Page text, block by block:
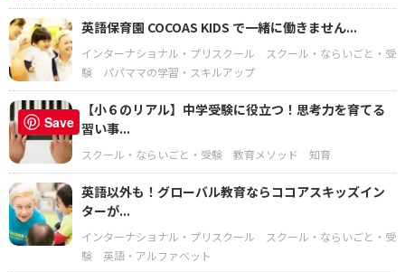
英語保育園 COCOAS KIDS で一緒に働きません...
インターナショナル・プリスクール
スクール・ならいごと・受
験
パパママの学習・スキルアップ
【小６のリアル】中学受験に役立つ！思考力を育てる
習い事...
スクール・ならいごと・受験 教育メソッド 知育
英語以外も！グローバル教育ならココアスキッズイン
ターが...
インターナショナル・プリスクール
スクール・ならいごと・受
験
英語・アルファベット
Save